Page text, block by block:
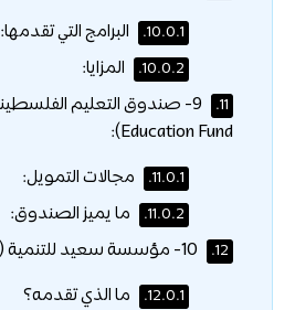
10.0.1. البرامج التي تقدمها:
10.0.2. المزايا:
11.
Education Fund):
11.0.1. مجالات التمويل:
11.0.2. ما يميز الصندوق:
12.
12.0.1. ما الذي تقدمه؟